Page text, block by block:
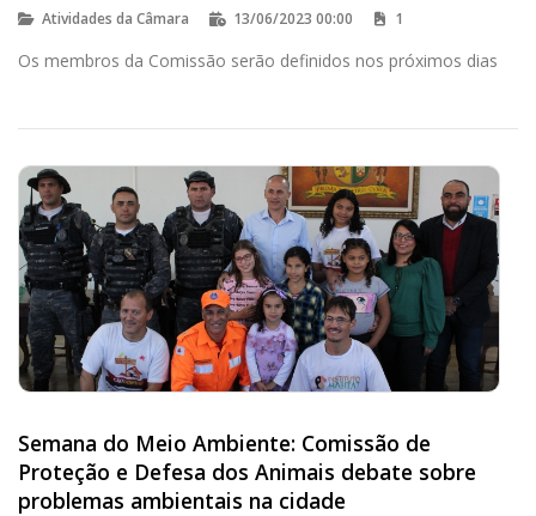
Atividades da Câmara 13/06/2023 00:00 1
Os membros da Comissão serão definidos nos próximos dias
Semana do Meio Ambiente: Comissão de
Proteção e Defesa dos Animais debate sobre
problemas ambientais na cidade